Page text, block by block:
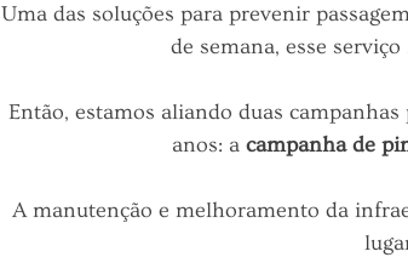
Uma das soluções para prevenir
de semana, esse
Então, estamos aliando duas
anos: a campanha de
A manutenção e melhoramento da